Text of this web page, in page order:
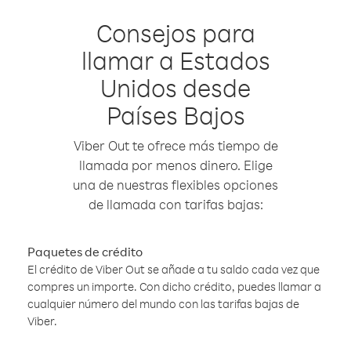
Consejos para
llamar a Estados
Unidos desde
Países Bajos
Viber Out te ofrece más tiempo de
llamada por menos dinero. Elige
una de nuestras flexibles opciones
de llamada con tarifas bajas:
Paquetes de crédito
El crédito de Viber Out se añade a tu saldo cada vez que
compres un importe. Con dicho crédito, puedes llamar a
cualquier número del mundo con las tarifas bajas de
Viber.